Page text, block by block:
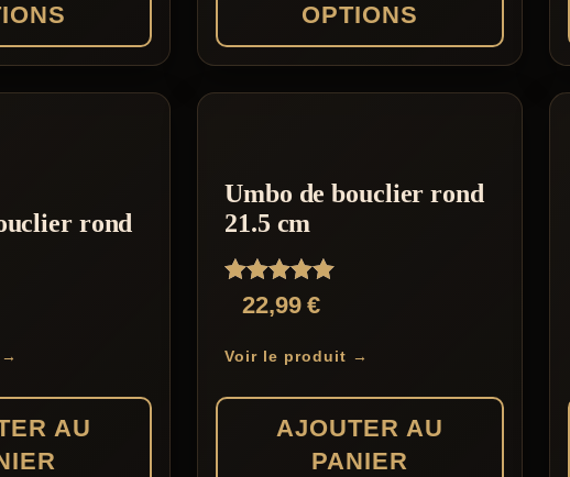
OPTIONS
produit
plusieurs
variations.
options
peuvent
être
sur
rond
AU
Umbo de bouclier rond
21.5 cm
Note
5.00
22,99€
Voir le produit →
AJOUTER AU
PANIER